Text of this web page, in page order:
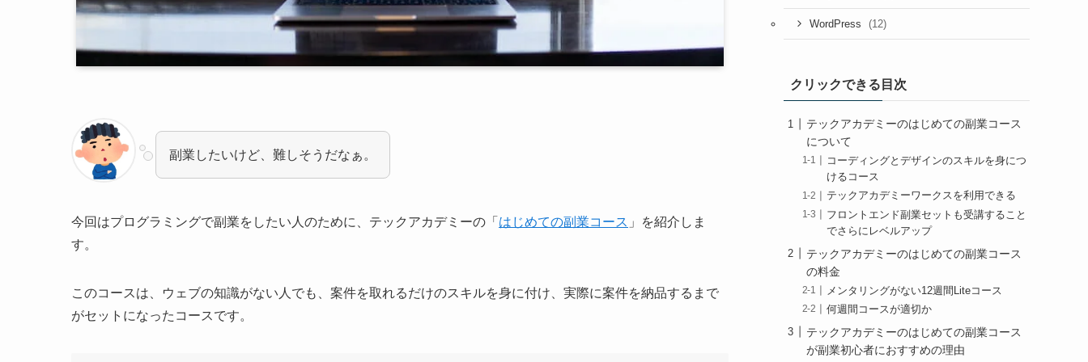
副業したいけど、難しそうだなぁ。
今回はプログラミングで副業をしたい人のために、テックアカデミーの「 はじめての副業コース 」を紹介しま
す。
このコースは、ウェブの知識がない人でも、案件を取れるだけのスキルを身に付け、実際に案件を納品するまで
がセットになったコースです。
WordPress (12)
クリックできる目次
テックアカデミーのはじめての副業コース
について
コーディングとデザインのスキルを身につ
けるコース
テックアカデミーワークスを利用できる
フロントエンド副業セットも受講すること
でさらにレベルアップ
テックアカデミーのはじめての副業コース
の料金
メンタリングがない12週間Liteコース
何週間コースが適切か
テックアカデミーのはじめての副業コース
が副業初心者におすすめの理由